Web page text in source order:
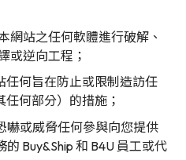
網站之任何軟體進行破解、
或逆向工程；
任何旨在防止或限制造訪任
任何部分）的措施；
嚇或威脅任何參與向您提供
Buy&Ship 和 B4U 員工或代